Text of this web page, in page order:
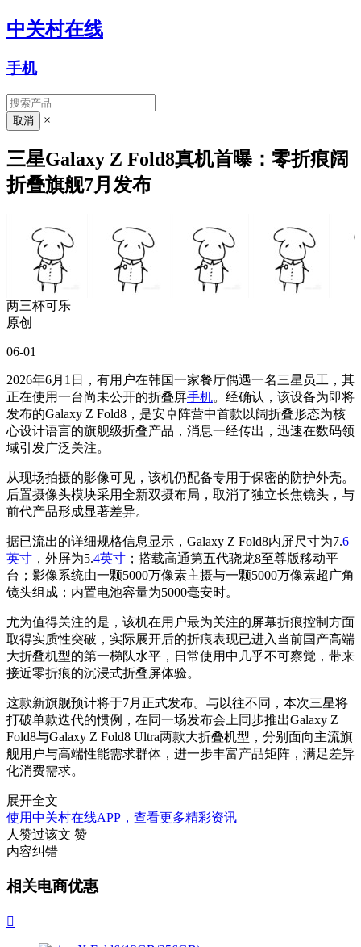
中关村在线
手机
×
三星Galaxy Z Fold8真机首曝：零折痕阔
折叠旗舰7月发布
两三杯可乐
原创
06-01
2026年6月1日，有用户在韩国一家餐厅偶遇一名三星员工，其
正在使用一台尚未公开的折叠屏手机。经确认，该设备为即将
发布的Galaxy Z Fold8，是安卓阵营中首款以阔折叠形态为核
心设计语言的旗舰级折叠产品，消息一经传出，迅速在数码领
域引发广泛关注。
从现场拍摄的影像可见，该机仍配备专用于保密的防护外壳。
后置摄像头模块采用全新双摄布局，取消了独立长焦镜头，与
前代产品形成显著差异。
据已流出的详细规格信息显示，Galaxy Z Fold8内屏尺寸为7.6
英寸 ，外屏为5.4英寸 ；搭载高通第五代骁龙8至尊版移动平
台；影像系统由一颗5000万像素主摄与一颗5000万像素超广角
镜头组成；内置电池容量为5000毫安时。
尤为值得关注的是，该机在用户最为关注的屏幕折痕控制方面
取得实质性突破，实际展开后的折痕表现已进入当前国产高端
大折叠机型的第一梯队水平，日常使用中几乎不可察觉，带来
接近零折痕的沉浸式折叠屏体验。
这款新旗舰预计将于7月正式发布。与以往不同，本次三星将
打破单款迭代的惯例，在同一场发布会上同步推出Galaxy Z
Fold8与Galaxy Z Fold8 Ultra两款大折叠机型，分别面向主流旗
舰用户与高端性能需求群体，进一步丰富产品矩阵，满足差异
化消费需求。
展开全文
使用中关村在线APP，查看更多精彩资讯
人赞过该文 赞
内容纠错
相关电商优惠
